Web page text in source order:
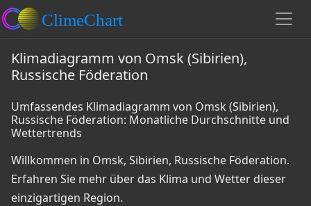
Klimadiagramm von Omsk (Sibirien),
Russische Föderation
Umfassendes Klimadiagramm von Omsk (Sibirien),
Russische Föderation: Monatliche Durchschnitte und
Wettertrends
Willkommen in Omsk, Sibirien, Russische Föderation.
Erfahren Sie mehr über das Klima und Wetter dieser
einzigartigen Region.